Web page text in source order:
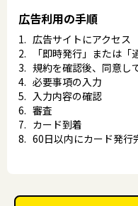
広告利用の手順
広告サイトにアクセス
「即時発行」または
規約を確認後、同意し
必要事項の入力
入力内容の確認
審査
カード到着
60日以内にカード発行